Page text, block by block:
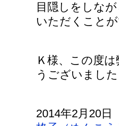
目隠しをしな
いただくこと
Ｋ様、この度
うございまし
2014年2月20